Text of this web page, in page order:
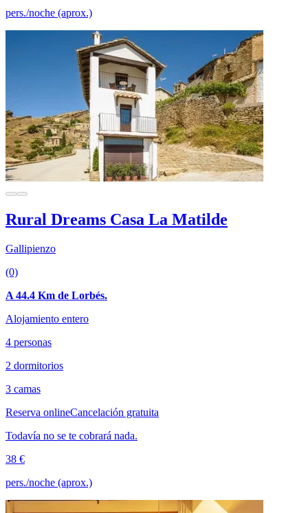
pers./noche (aprox.)
Rural Dreams Casa La Matilde
Gallipienzo
(0)
A 44.4 Km de Lorbés.
Alojamiento entero
4 personas
2 dormitorios
3 camas
Reserva onlineCancelación gratuita
Todavía no se te cobrará nada.
38 €
pers./noche (aprox.)